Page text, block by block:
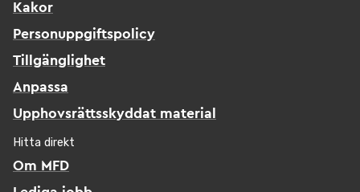
Kakor
Personuppgiftspolicy
Tillgänglighet
Anpassa
Upphovsrättsskyddat material
Hitta direkt
Om MFD